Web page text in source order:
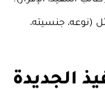
(نوعه، جنسيته،
الجديدة